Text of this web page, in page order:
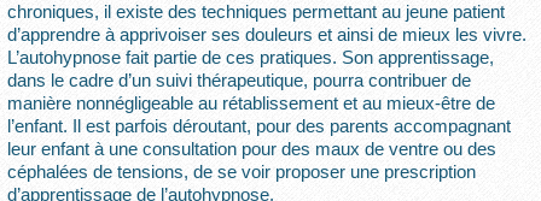
chroniques, il existe des techniques permettant au jeune patient
d’apprendre à apprivoiser ses douleurs et ainsi de mieux les vivre.
L’autohypnose fait partie de ces pratiques. Son apprentissage,
dans le cadre d’un suivi thérapeutique, pourra contribuer de
manière nonnégligeable au rétablissement et au mieux-être de
l’enfant. Il est parfois déroutant, pour des parents accompagnant
leur enfant à une consultation pour des maux de ventre ou des
céphalées de tensions, de se voir proposer une prescription
d’apprentissage de l’autohypnose.